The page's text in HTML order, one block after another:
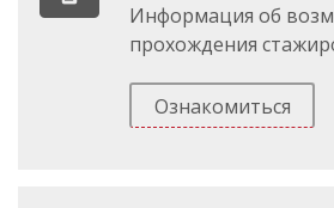
Информация об
прохождения
Ознакомиться